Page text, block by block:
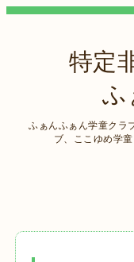
特定
ふ
ふぁんふぁん学童クラ
ブ、ここゆめ学